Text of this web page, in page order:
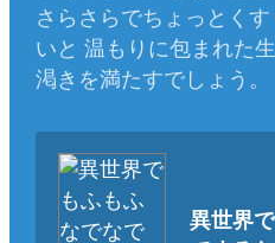
さらさらでちょっとく
いと 温もりに包まれた
渇きを満たすでしょう。
異世界